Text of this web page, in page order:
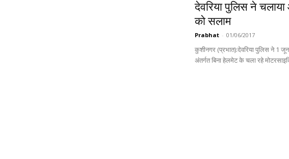
देवरिया पुलिस ने
को सलाम
Prabhat - 01/06/2017
कुशीनगर (प्रभात):देवरिया पुलिस ने
अंतर्गत बिना हेलमेट के चला रहे